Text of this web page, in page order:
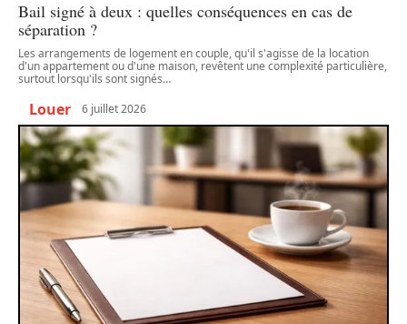
Bail signé à deux : quelles conséquences en cas de
séparation ?
Les arrangements de logement en couple, qu'il s'agisse de la location
d'un appartement ou d'une maison, revêtent une complexité particulière,
surtout lorsqu'ils sont signés…
Louer 6 juillet 2026